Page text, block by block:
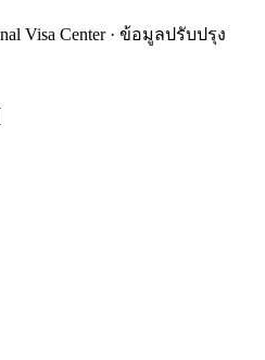
Visa Center · ข้อมูลปรับปรุง